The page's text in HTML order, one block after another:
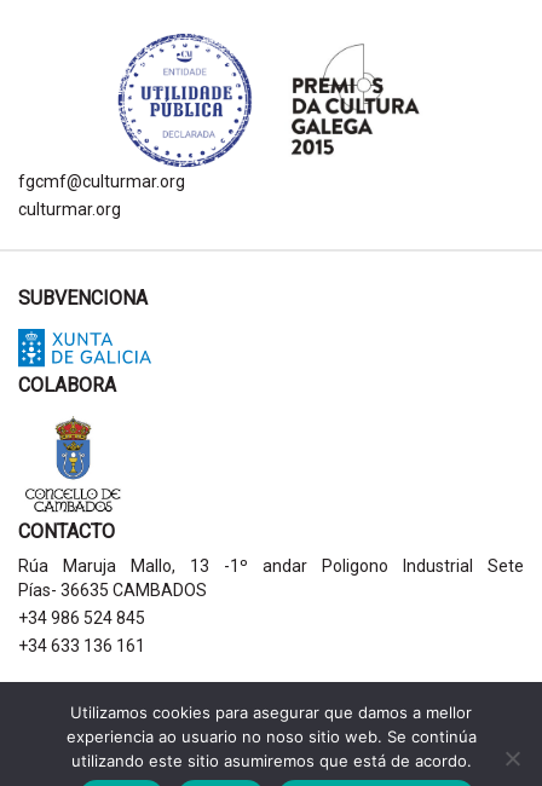
fgcmf@culturmar.org
culturmar.org
SUBVENCIONA
COLABORA
CONTACTO
Rúa Maruja Mallo, 13 -1º andar Poligono Industrial Sete
Pías- 36635 CAMBADOS
+34 986 524 845
+34 633 136 161
AVISOS LEGAIS
Política de privacidade
Aviso legal
Utilizamos cookies para asegurar que damos a mellor
experiencia ao usuario no noso sitio web. Se continúa
utilizando este sitio asumiremos que está de acordo.